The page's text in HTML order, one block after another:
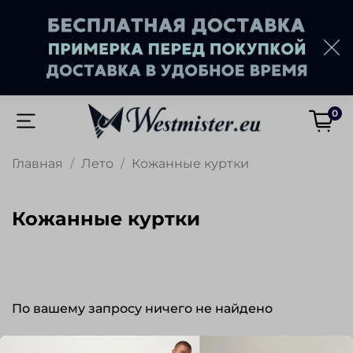
0
Главная Лето Кожанные куртки
Кожанные куртки
По вашему запросу ничего не найдено